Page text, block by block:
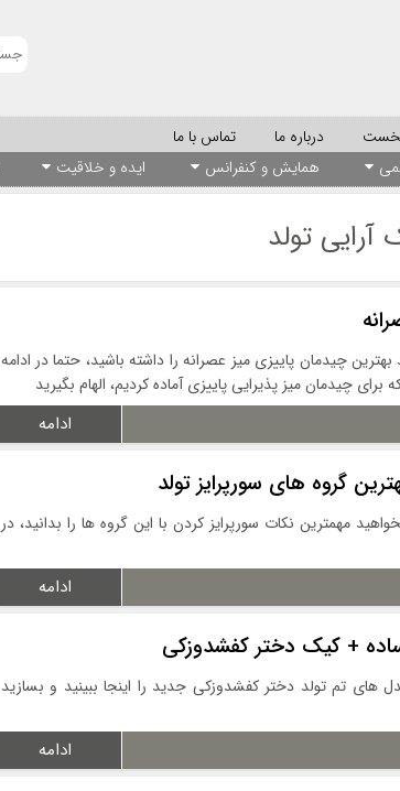
درباره ما
تماس با ما
همایش و کنفرانس ایده و خلاقیت
آرایی تولد
چیدمان پاییزی میز عصرانه را داشته باشید، حتما در ادامه
چیدمان میز پذیرایی پاییزی آماده کردیم، الهام بگیرید
ادامه
گروه های سورپرایز تولد
مهمترین نکات سورپرایز کردن با این گروه ها را بدانید، در
ادامه
+ کیک دختر کفشدوزکی
های تم تولد دختر کفشدوزکی جدید را اینجا ببینید و بسازید
ادامه